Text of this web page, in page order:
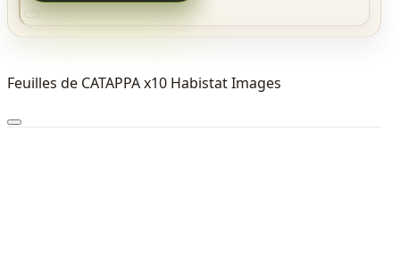
Feuilles de CATAPPA x10 Habistat Images